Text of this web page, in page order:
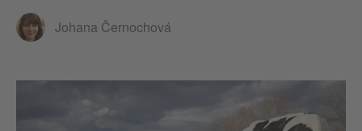
Johana Černochová